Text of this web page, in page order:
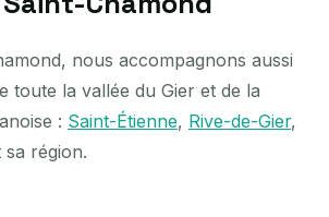
nous accompagnons aussi
toute la vallée du Gier et de la
: Saint-Étienne, Rive-de-Gier,
sa région.